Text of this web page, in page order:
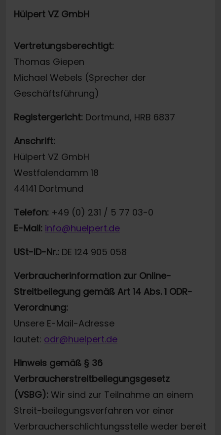
Hülpert VZ GmbH
Vertretungsberechtigt:
Thomas Giepen
Michael Webels (Sprecher der
Geschäftsführung)
Registergericht: Dortmund, HRB 6837
Anschrift:
Hülpert VZ GmbH
Westfalendamm 18
44141 Dortmund
Telefon: +49 (0) 231 / 5 77 03-0
E-Mail: info@huelpert.de
USt-ID-Nr.: DE 124 905 058
Verbraucherinformation zur Online-
Streitbeilegung gemäß Art 14 Abs. 1 ODR-
Verordnung:
Unsere E-Mail-Adresse
lautet: odr@huelpert.de
Hinweis gemäß § 36
Verbraucherstreitbeilegungsgesetz
(VSBG): Wir sind zur Teilnahme an einem
Streit-beilegungsverfahren vor einer
Verbraucherschlichtungsstelle weder bereit